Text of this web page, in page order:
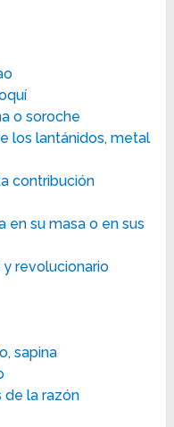
o soroche
los lantánidos, metal
contribución
en su masa o en sus
y revolucionario
sapina
de la razón